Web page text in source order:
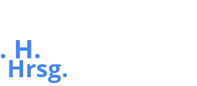
H.
Hrsg.